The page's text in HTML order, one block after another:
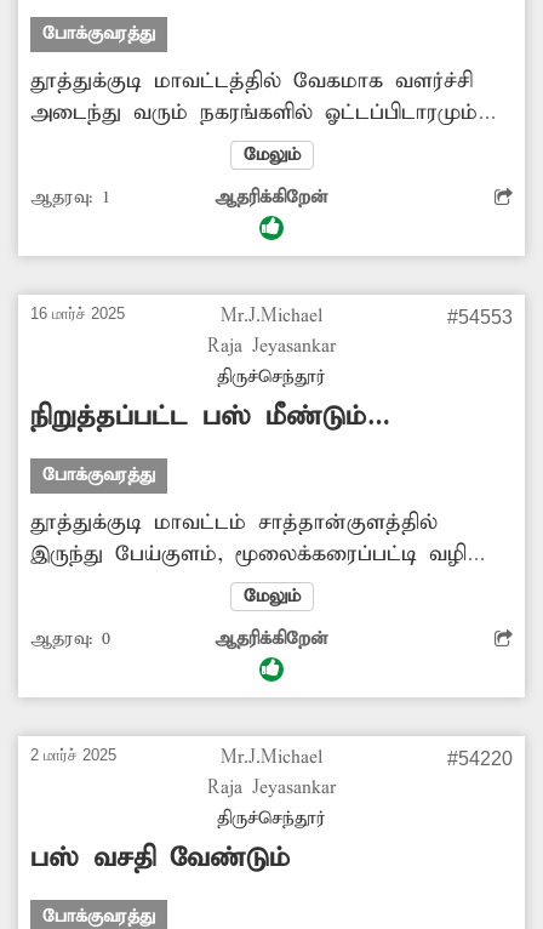
தொடங்கப்படுமா?
போக்குவரத்து
தூத்துக்குடி மாவட்டத்தில் வேகமாக வளர்ச்சி
அடைந்து வரும் நகரங்களில் ஓட்டப்பிடாரமும்
ஒன்றாகும். எனவே ஓட்டப்பிடாரத்தில் அரசு
போக்குவரத்து கழக பணிமனை தொடங்க
அதிகாரிகள் நடவடிக்கை மேற்கொள்வார்களா?.
மேலும்
ஆதரவு: 1 ஆதரிக்கிறேன்
16 மார்ச் 2025
Mr.J.Michael
Raja Jeyasankar
திருச்செந்தூர்
#54553
நிறுத்தப்பட்ட பஸ் மீண்டும்
இயக்கப்படுமா?
போக்குவரத்து
தூத்துக்குடி மாவட்டம் சாத்தான்குளத்தில்
இருந்து பேய்குளம், மூலைக்கரைப்பட்டி வழியாக
மதுரைக்கு இயக்கப்பட்ட பஸ் பல மாதங்களாக
நிறுத்தப்பட்டது. இதனால் அப்பகுதி மக்கள்
நெல்லைக்கு சென்று பஸ் மாறி செல்கின்றனர்.
எனவே நிறுத்தப்பட்ட பஸ்சை மீண்டும்
மேற்கொள்வார்களா?
மேலும்
ஆதரவு: 0 ஆதரிக்கிறேன்
2 மார்ச் 2025
Mr.J.Michael
Raja Jeyasankar
திருச்செந்தூர்
#54220
பஸ் வசதி வேண்டும்
போக்குவரத்து